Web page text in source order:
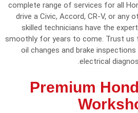
complete range of services for all
drive a Civic, Accord, CR-V, or any
skilled technicians have the
smoothly for years to come. Trust us
oil changes and brake
electrical
Premium